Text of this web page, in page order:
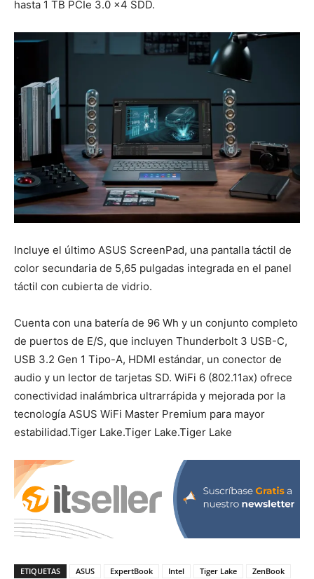
hasta 1 TB PCIe 3.0 x4 SDD.
Incluye el último ASUS ScreenPad, una pantalla táctil de
color secundaria de 5,65 pulgadas integrada en el panel
táctil con cubierta de vidrio.
Cuenta con una batería de 96 Wh y un conjunto completo
de puertos de E/S, que incluyen Thunderbolt 3 USB-C,
USB 3.2 Gen 1 Tipo-A, HDMI estándar, un conector de
audio y un lector de tarjetas SD. WiFi 6 (802.11ax) ofrece
conectividad inalámbrica ultrarrápida y mejorada por la
tecnología ASUS WiFi Master Premium para mayor
estabilidad.Tiger Lake.Tiger Lake.Tiger Lake
ETIQUETAS ASUS ExpertBook Intel Tiger Lake ZenBook